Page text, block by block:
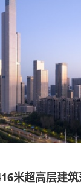
米超高层建